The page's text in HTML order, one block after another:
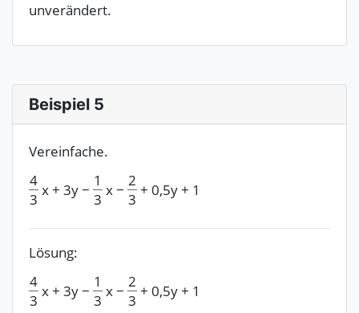
unverändert.
Beispiel 5
Vereinfache.
4
3
x+ 3y−
1
3
x−
2
3
+ 0,5y+ 1
Lösung:
4
3
x+ 3y−
1
3
x−
2
3
+ 0,5y+ 1